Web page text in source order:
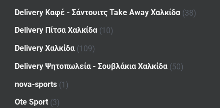
Delivery Καφέ - Σάντουιτς Take Away Χαλκίδα (38)
Delivery Πίτσα Χαλκίδα (10)
Delivery Χαλκίδα (109)
Delivery Ψητοπωλεία - Σουβλάκια Χαλκίδα (50)
nova-sports (1)
Ote Sport (3)